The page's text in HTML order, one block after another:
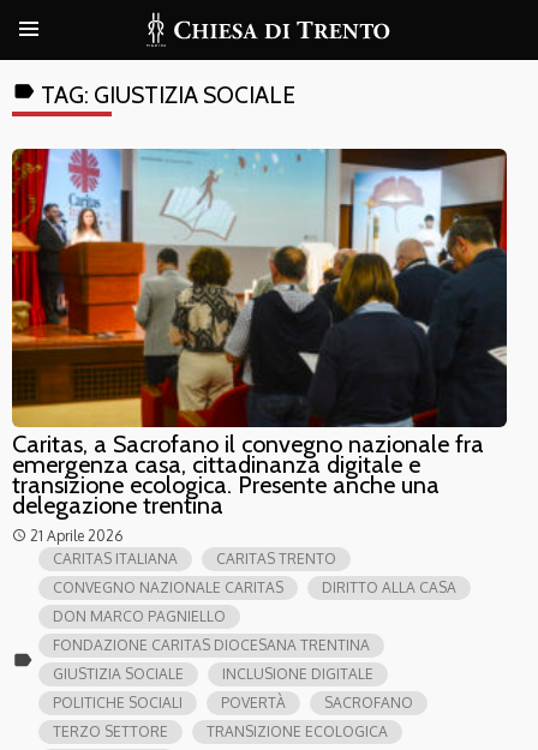
label TAG: GIUSTIZIA SOCIALE
Caritas, a Sacrofano il convegno nazionale fra
emergenza casa, cittadinanza digitale e
transizione ecologica. Presente anche una
delegazione trentina
access_time 21 Aprile 2026
label
CARITAS ITALIANA
CARITAS TRENTO
CONVEGNO NAZIONALE CARITAS
DIRITTO ALLA CASA
DON MARCO PAGNIELLO
FONDAZIONE CARITAS DIOCESANA TRENTINA
GIUSTIZIA SOCIALE
INCLUSIONE DIGITALE
POLITICHE SOCIALI
POVERTÀ
SACROFANO
TERZO SETTORE
TRANSIZIONE ECOLOGICA